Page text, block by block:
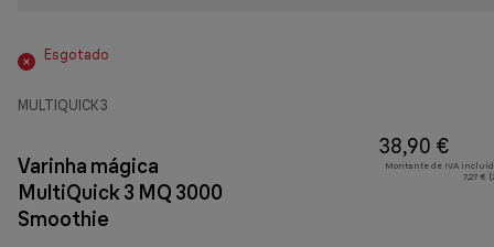
Esgotado
MULTIQUICK 3
Varinha mágica
MultiQuick 3 MQ 3000
Smoothie
38,90 €
Montante de IVA
7,27 €